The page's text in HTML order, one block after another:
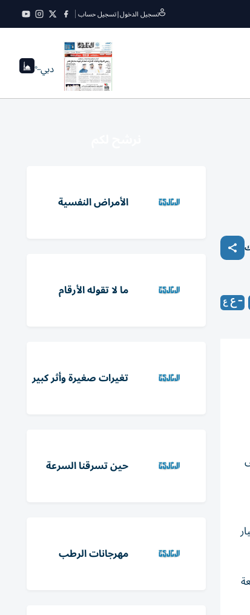
تسجيل الدخول|تسجيل حساب
دبي--°
الأمراض النفسية
ما لا تقوله الأرقام
تغيرات صغيرة وأثر كبير
حين تسرقنا السرعة
مهرجانات الرطب